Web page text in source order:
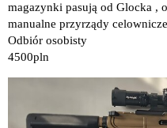
magazynki pasują od Glocka ,
manualne przyrządy celownicze
Odbiór osobisty
4500pln